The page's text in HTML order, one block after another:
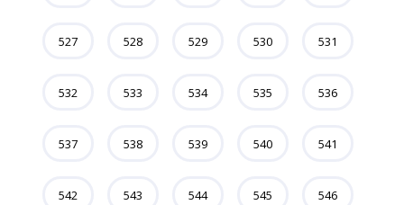
527 528 529 530 531
532 533 534 535 536
537 538 539 540 541
542 543 544 545 546